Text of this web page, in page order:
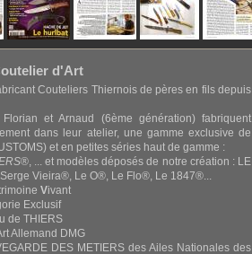
d'Art
Couteliers Thiernois de pères en fils depuis
et Arnaud (6ème génération) fabriquent
dans leur atelier, une gamme exclusive de
et en petites séries haut de gamme :
®, ... et modèles déposés de notre création : LE
Vieira®, Le O®, Le Flo®, Le 1847®...
Vivant
Exclusif
de THIERS
Allemand DMG
DES METIERS des Ailes Nationales des